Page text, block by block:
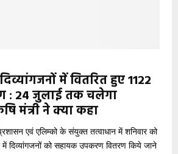
में वितरित हुए 1122
: 24 जुलाई तक चलेगा
मंत्री ने क्या कहा
एवं एलिम्को के संयुक्त तत्वाधान में शनिवार को
दिव्यांगजनों को सहायक उपकरण वितरण किये जाने